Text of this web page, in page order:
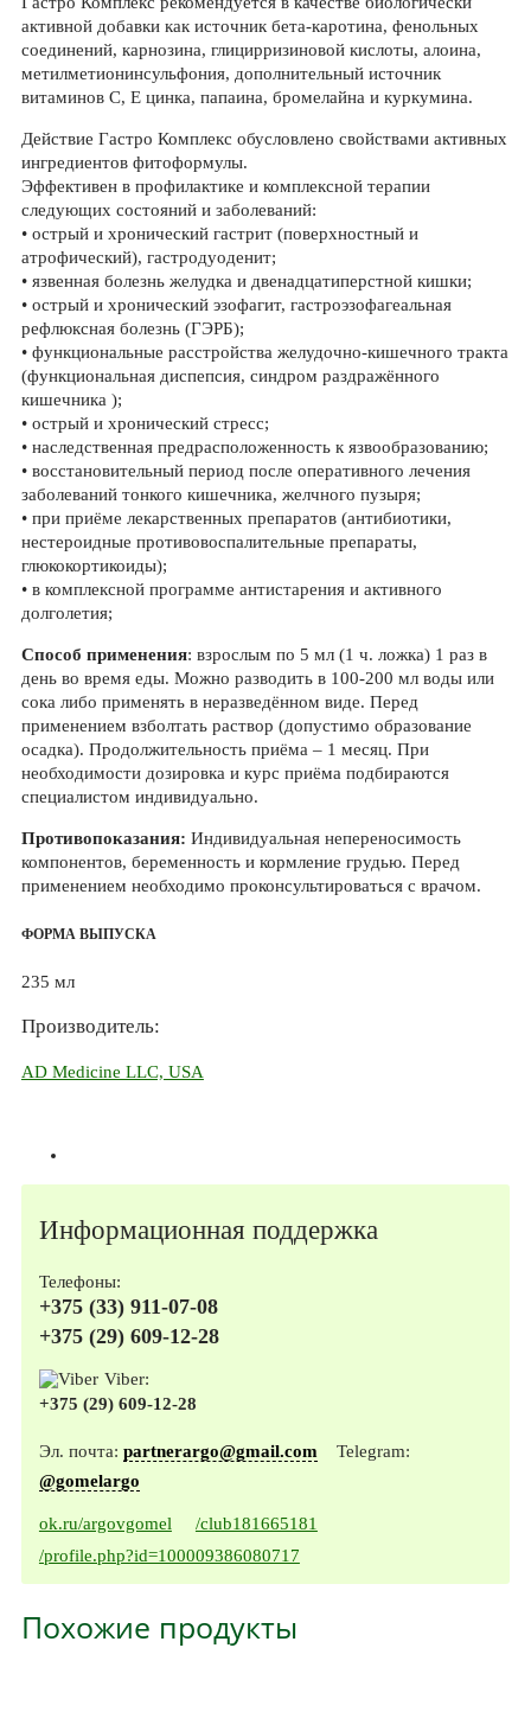
активной добавки как источник бета-каротина, фенольных
соединений, карнозина, глицирризиновой кислоты, алоина,
метилметионинсульфония, дополнительный источник
витаминов С, Е цинка, папаина, бромелайна и куркумина.
Действие Гастро Комплекс обусловлено свойствами активных
ингредиентов фитоформулы.
Эффективен в профилактике и комплексной терапии
следующих состояний и заболеваний:
• острый и хронический гастрит (поверхностный и
атрофический), гастродуоденит;
• язвенная болезнь желудка и двенадцатиперстной кишки;
• острый и хронический эзофагит, гастроэзофагеальная
рефлюксная болезнь (ГЭРБ);
• функциональные расстройства желудочно-кишечного тракта
(функциональная диспепсия, синдром раздражённого
кишечника );
• острый и хронический стресс;
• наследственная предрасположенность к язвообразованию;
• восстановительный период после оперативного лечения
заболеваний тонкого кишечника, желчного пузыря;
• при приёме лекарственных препаратов (антибиотики,
нестероидные противовоспалительные препараты,
глюкокортикоиды);
• в комплексной программе антистарения и активного
долголетия;
Способ применения: взрослым по 5 мл (1 ч. ложка) 1 раз в
день во время еды. Можно разводить в 100-200 мл воды или
сока либо применять в неразведённом виде. Перед
применением взболтать раствор (допустимо образование
осадка). Продолжительность приёма – 1 месяц. При
необходимости дозировка и курс приёма подбираются
специалистом индивидуально.
Противопоказания: Индивидуальная непереносимость
компонентов, беременность и кормление грудью. Перед
применением необходимо проконсультироваться с врачом.
ФОРМА ВЫПУСКА
235 мл
Производитель:
AD Medicine LLC, USA
Информационная поддержка
Телефоны:
+375 (33) 911-07-08
+375 (29) 609-12-28
Viber:
+375 (29) 609-12-28
Эл. почта: partnerargo@gmail.comTelegram:
@gomelargo
ok.ru/argovgomel
/club181665181
/profile.php?id=100009386080717
Похожие продукты